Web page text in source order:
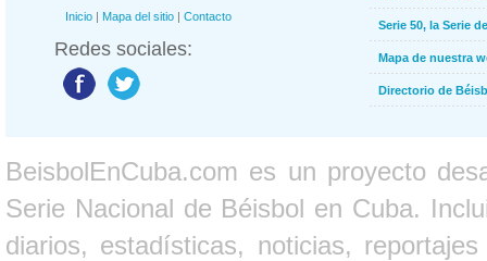
Inicio | Mapa del sitio | Contacto
Redes sociales:
Serie 50, la Serie
Mapa de nuestra
Directorio de
BeisbolEnCuba.com es un proyecto
Serie Nacional de Béisbol en Cuba.
diarios, estadísticas, noticias,